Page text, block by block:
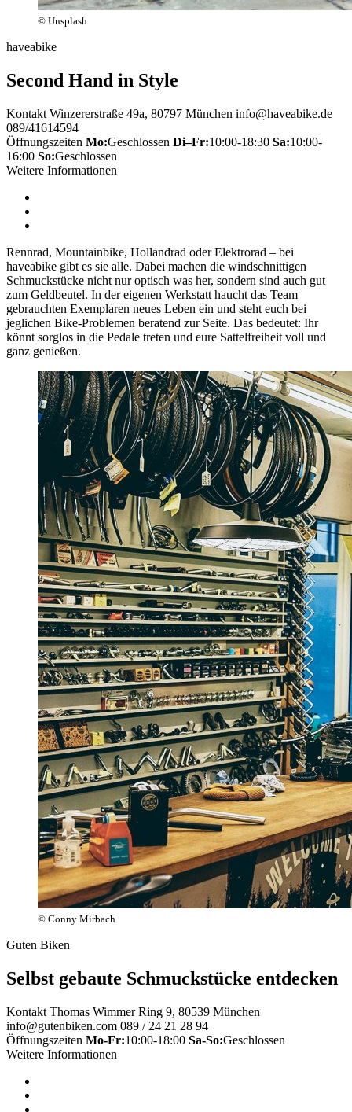
© Unsplash
haveabike
Second Hand in Style
Kontakt Winzererstraße 49a, 80797 München info@haveabike.de
089/41614594
Öffnungszeiten Mo:Geschlossen Di–Fr:10:00-18:30 Sa:10:00-
16:00 So:Geschlossen
Weitere Informationen
Rennrad, Mountainbike, Hollandrad oder Elektrorad – bei
haveabike gibt es sie alle. Dabei machen die windschnittigen
Schmuckstücke nicht nur optisch was her, sondern sind auch gut
zum Geldbeutel. In der eigenen Werkstatt haucht das Team
gebrauchten Exemplaren neues Leben ein und steht euch bei
jeglichen Bike-Problemen beratend zur Seite. Das bedeutet: Ihr
könnt sorglos in die Pedale treten und eure Sattelfreiheit voll und
ganz genießen.
© Conny Mirbach
Guten Biken
Selbst gebaute Schmuckstücke entdecken
Kontakt Thomas Wimmer Ring 9, 80539 München
info@gutenbiken.com 089 / 24 21 28 94
Öffnungszeiten Mo-Fr:10:00-18:00 Sa-So:Geschlossen
Weitere Informationen